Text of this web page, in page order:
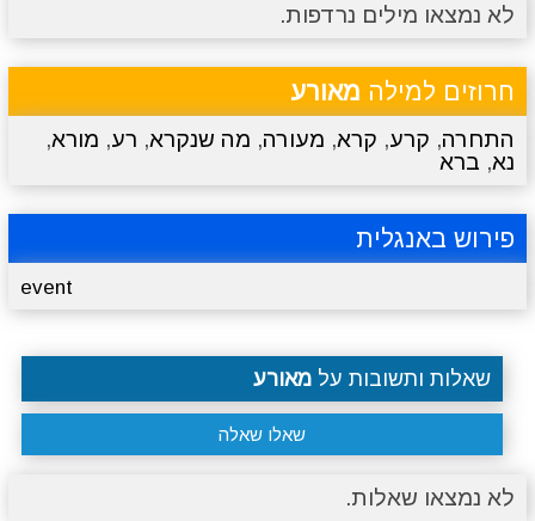
לא נמצאו מילים נרדפות.
חרוזים למילה מאורע
התחרה, קרע, קרא, מעורה, מה שנקרא, רע, מורא,
נא, ברא
פירוש באנגלית
event
שאלות ותשובות על מאורע
שאלו שאלה
לא נמצאו שאלות.